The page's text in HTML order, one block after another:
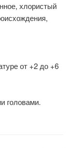
хлористый
от +2 до +6
головами.